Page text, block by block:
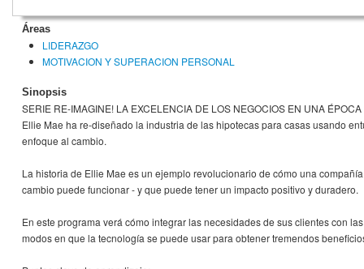
Áreas
LIDERAZGO
MOTIVACION Y SUPERACION PERSONAL
Sinopsis
SERIE RE-IMAGINE! LA EXCELENCIA DE LOS NEGOCIOS EN UNA
Ellie Mae ha re-diseñado la industria de las hipotecas para casas usando
enfoque al cambio.
La historia de Ellie Mae es un ejemplo revolucionario de cómo una
cambio puede funcionar - y que puede tener un impacto positivo y duradero.
En este programa verá cómo integrar las necesidades de sus clientes con
modos en que la tecnología se puede usar para obtener tremendos